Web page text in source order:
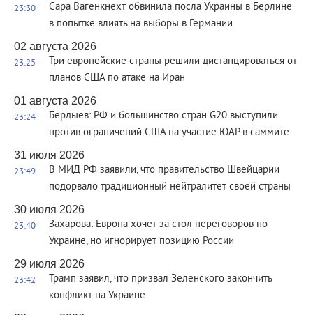
23:30
Сара Вагенкнехт обвинила посла Украины в Берлине
в попытке влиять на выборы в Германии
02 августа 2026
23:25
Три европейские страны решили дистанцироваться от
планов США по атаке на Иран
01 августа 2026
23:24
Бердыев: РФ и большинство стран G20 выступили
против ограничений США на участие ЮАР в саммите
31 июля 2026
23:49
В МИД РФ заявили, что правительство Швейцарии
подорвало традиционный нейтралитет своей страны
30 июля 2026
23:40
Захарова: Европа хочет за стол переговоров по
Украине, но игнорирует позицию России
29 июля 2026
23:42
Трамп заявил, что призвал Зеленского закончить
конфликт на Украине